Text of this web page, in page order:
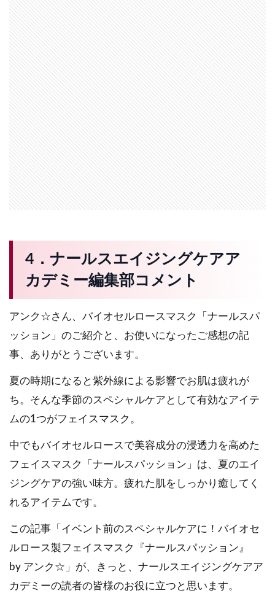
4．ナールスエイジングケアア
カデミー編集部コメント
アンク☆さん、バイオセルロースマスク「ナールスパ
ッション」のご紹介と、お使いになったご感想の記
事、ありがとうございます。
夏の時期になると紫外線による影響でお肌は疲れが
ち。そんな季節のスペシャルケアとして有効なアイテ
ムの1つがフェイスマスク。
中でもバイオセルロースで美容成分の浸透力を高めた
フェイスマスク「ナールスパッション」は、夏のエイ
ジングケアの強い味方。疲れた肌をしっかり癒してく
れるアイテムです。
この記事「イベント前のスペシャルケアに！バイオセ
ルロース製フェイスマスク『ナールスパッション』
by アンク☆」が、きっと、ナールスエイジングケアア
カデミーの読者の皆様のお役に立つと思います。